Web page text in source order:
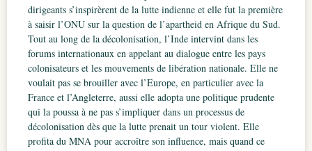
dirigeants s’inspirèrent de la lutte indienne et elle fut la première
à saisir l’ONU sur la question de l’apartheid en Afrique du Sud.
Tout au long de la décolonisation, l’Inde intervint dans les
forums internationaux en appelant au dialogue entre les pays
colonisateurs et les mouvements de libération nationale. Elle ne
voulait pas se brouiller avec l’Europe, en particulier avec la
France et l’Angleterre, aussi elle adopta une politique prudente
qui la poussa à ne pas s’impliquer dans un processus de
décolonisation dès que la lutte prenait un tour violent. Elle
profita du MNA pour accroître son influence, mais quand ce